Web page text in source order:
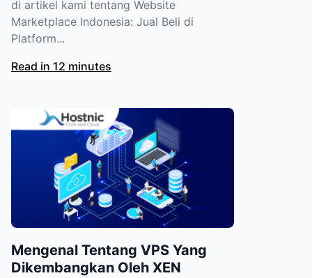
di artikel kami tentang Website
Marketplace Indonesia: Jual Beli di
Platform...
Read in 12 minutes
Mengenal Tentang VPS Yang
Dikembangkan Oleh XEN